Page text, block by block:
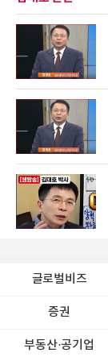
글로벌비즈
증권
부동산·공기업